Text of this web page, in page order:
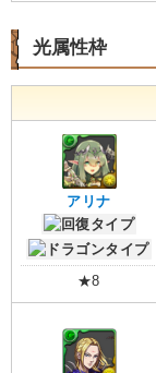
光属性枠
アリナ
★8